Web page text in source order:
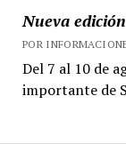
Nueva
POR
Del 7 al 10 de
importante de